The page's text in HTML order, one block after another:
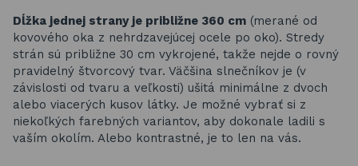
Dĺžka jednej strany je približne 360 cm (merané od
kovového oka z nehrdzavejúcej ocele po oko). Stredy
strán sú približne 30 cm vykrojené, takže nejde o rovný
pravidelný štvorcový tvar. Väčšina slnečníkov je (v
závislosti od tvaru a veľkosti) ušitá minimálne z dvoch
alebo viacerých kusov látky. Je možné vybrať si z
niekoľkých farebných variantov, aby dokonale ladili s
vaším okolím. Alebo kontrastné, je to len na vás.